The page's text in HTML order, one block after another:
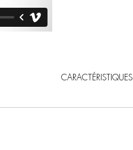
CARACTÉRISTIQUES